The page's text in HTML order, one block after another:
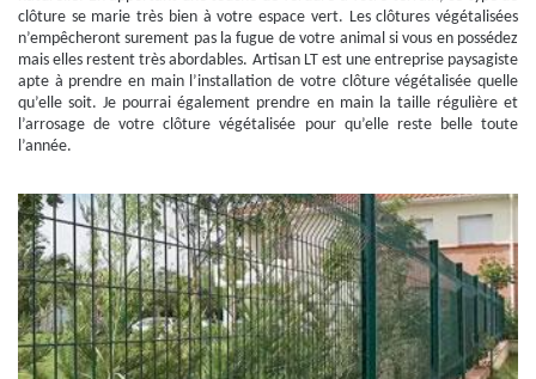
clôture se marie très bien à votre espace vert. Les clôtures végétalisées
n’empêcheront surement pas la fugue de votre animal si vous en possédez
mais elles restent très abordables. Artisan LT est une entreprise paysagiste
apte à prendre en main l’installation de votre clôture végétalisée quelle
qu’elle soit. Je pourrai également prendre en main la taille régulière et
l’arrosage de votre clôture végétalisée pour qu’elle reste belle toute
l’année.